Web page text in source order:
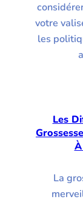
votre
les
Les
La